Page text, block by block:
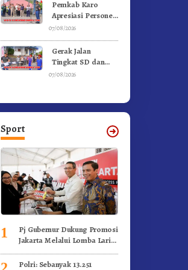
Foto Dan
Videokan!
Pemkab Karo
Apresiasi Personel
Satpol PP, Linmas,
Kebakaran
07/08/2026
Gerak Jalan
Tingkat SD dan
SMP Untuk
Sekda Karo
07/08/2026
Sport
1
Pj Gubernur Dukung Promosi
Jakarta Melalui Lomba Lari
Polri: Sebanyak 13.251